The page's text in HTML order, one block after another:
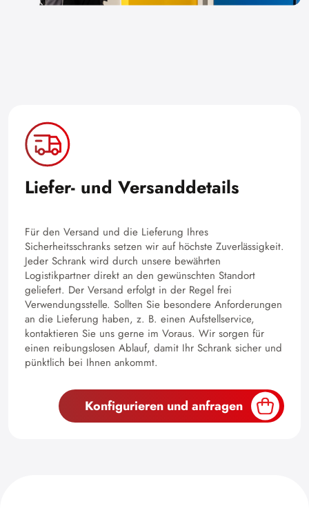
Liefer- und Versanddetails
Für den Versand und die Lieferung Ihres
Sicherheitsschranks setzen wir auf höchste Zuverlässigkeit.
Jeder Schrank wird durch unsere bewährten
Logistikpartner direkt an den gewünschten Standort
geliefert. Der Versand erfolgt in der Regel frei
Verwendungsstelle. Sollten Sie besondere Anforderungen
an die Lieferung haben, z. B. einen Aufstellservice,
kontaktieren Sie uns gerne im Voraus. Wir sorgen für
einen reibungslosen Ablauf, damit Ihr Schrank sicher und
pünktlich bei Ihnen ankommt.
Konfigurieren und anfragen